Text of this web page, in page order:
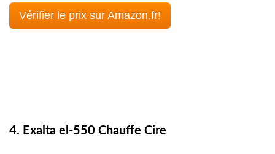
Vérifier le prix sur Amazon.fr!
4. Exalta el-550 Chauffe Cire